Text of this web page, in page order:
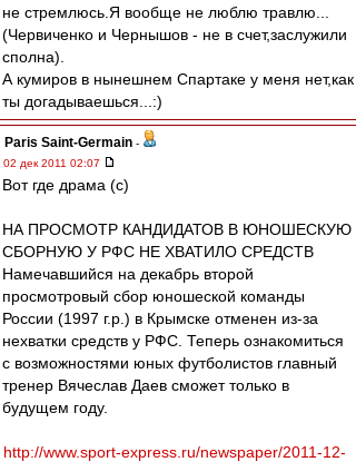
не стремлюсь.Я вообще не люблю травлю...
(Червиченко и Чернышов - не в счет,заслужили
сполна).
А кумиров в нынешнем Спартаке у меня нет,как
ты догадываешься...:)
Paris Saint-Germain -
02 дек 2011 02:07
Вот где драма (c)
НА ПРОСМОТР КАНДИДАТОВ В ЮНОШЕСКУЮ
СБОРНУЮ У РФС НЕ ХВАТИЛО СРЕДСТВ
Намечавшийся на декабрь второй
просмотровый сбор юношеской команды
России (1997 г.р.) в Крымске отменен из-за
нехватки средств у РФС. Теперь ознакомиться
с возможностями юных футболистов главный
тренер Вячеслав Даев сможет только в
будущем году.
http://www.sport-express.ru/newspaper/2011-12-